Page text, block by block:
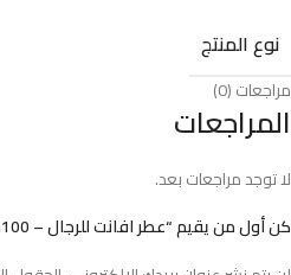
نوع المنتج
مراجعات (0)
المراجعات
لا توجد مراجعات بعد.
كن أول من يقيم “عطر افانت للرجال – 100مل من الهمبرا للعطور الامارتية”